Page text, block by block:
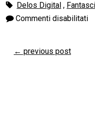
Delos Digital ,
Commenti disabilitati
← previous post